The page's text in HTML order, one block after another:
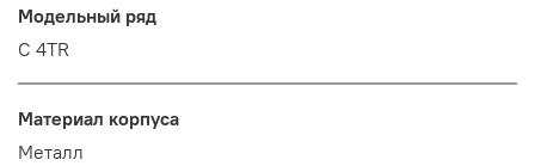
Модельный ряд
C 4TR
Материал корпуса
Металл